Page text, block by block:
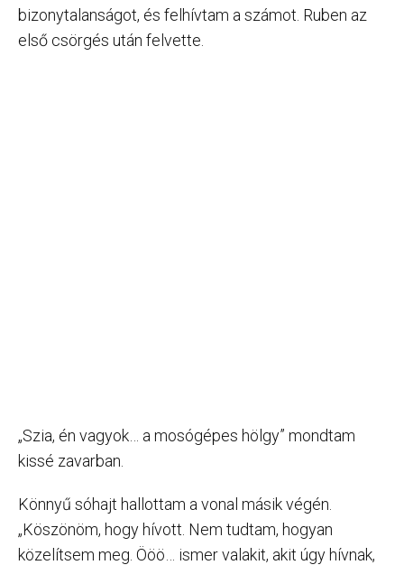
bizonytalanságot, és felhívtam a számot. Ruben az
első csörgés után felvette.
„Szia, én vagyok… a mosógépes hölgy” mondtam
kissé zavarban.
Könnyű sóhajt hallottam a vonal másik végén.
„Köszönöm, hogy hívott. Nem tudtam, hogyan
közelítsem meg. Ööö… ismer valakit, akit úgy hívnak,